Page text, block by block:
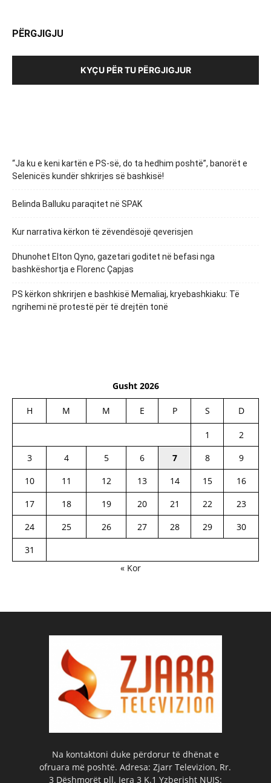
PËRGJIGJU
KYÇU PËR TU PËRGJIGJUR
“Ja ku e keni kartën e PS-së, do ta hedhim poshtë”, banorët e
Selenicës kundër shkrirjes së bashkisë!
Belinda Balluku paraqitet në SPAK
Kur narrativa kërkon të zëvendësojë qeverisjen
Dhunohet Elton Qyno, gazetari goditet në befasi nga
bashkëshortja e Florenc Çapjas
PS kërkon shkrirjen e bashkisë Memaliaj, kryebashkiaku: Të
ngrihemi në protestë për të drejtën tonë
Gusht 2026
H M M E P S D
1
2
3
4 5 6 7 8
9
10
11 12 13 14 15
16
17
18 19 20 21 22
23
24
25 26 27 28 29
30
31
« Kor
Na kontaktoni duke përdorur të dhënat e
ofruara më poshtë. Adresa: Zjarr Televizion, Rr.
3 Dëshmorët pll. Jera 3 K.1 Yzberisht NUIS: